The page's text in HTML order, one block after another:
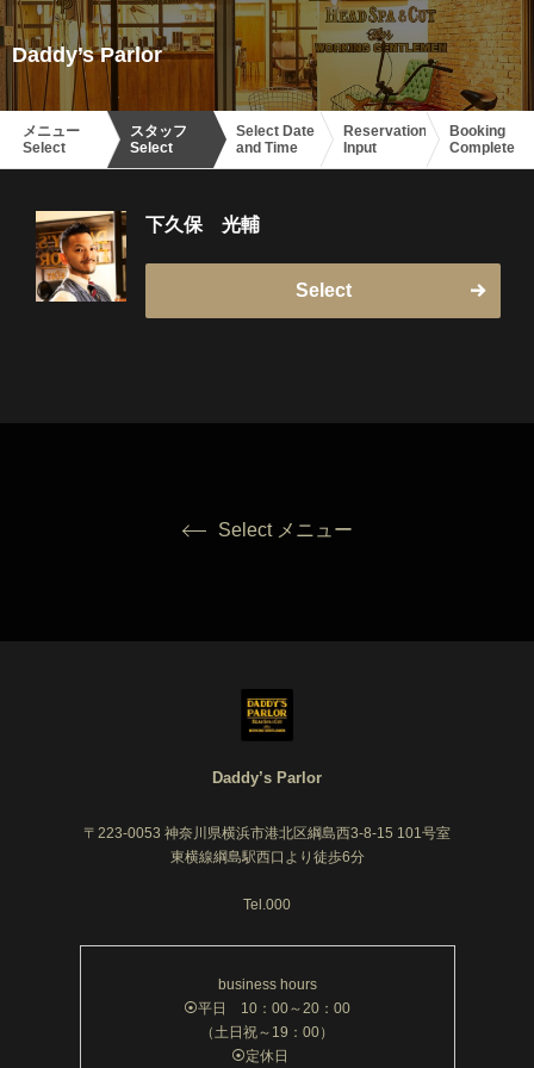
Daddy’s Parlor
メニュー
Select
スタッフ
Select
Select Date
and Time
Reservation
Input
Booking
Complete
下久保 光輔
Select
Select メニュー
Daddy’s Parlor
〒223-0053 神奈川県横浜市港北区綱島西3-8-15 101号室
東横線綱島駅西口より徒歩6分
Tel.000
business hours
⦿平日 10：00～20：00
（土日祝～19：00）
⦿定休日